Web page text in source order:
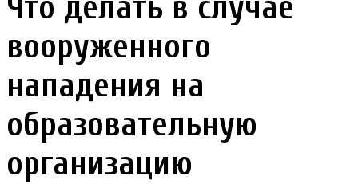
вооруженного
нападения на
образовательную
организацию